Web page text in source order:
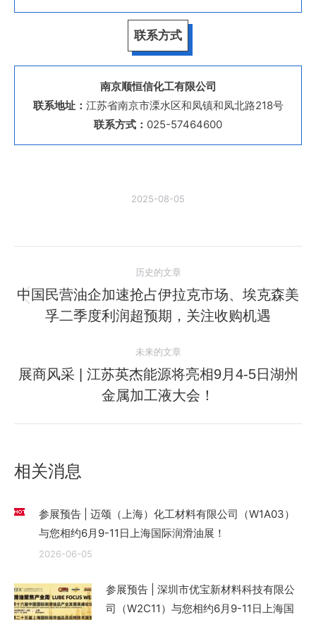
联系方式
南京顺恒信化工有限公司
联系地址： 江苏省南京市溧水区和凤镇和凤北路218号
联系方式： 025-57464600
2025-08-05
章
历史的文章
历
史
章：
中国民营油企加速抢占伊拉克市场、埃克森美
孚二季度利润超预期，关注收购机遇
未来的文章
未
来
的
展商风采 | 江苏英杰能源将亮相9月4-5日湖州
金属加工液大会！
相关消息
参展预告 | 迈颂（上海）化工材料有限公司（W1A03）
与您相约6月9-11日上海国际润滑油展！
2026-06-05
参展预告 | 深圳市优宝新材料科技有限公
司（W2C11）与您相约6月9-11日上海国